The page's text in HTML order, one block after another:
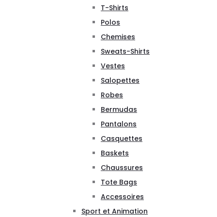
T-Shirts
Polos
Chemises
Sweats-Shirts
Vestes
Salopettes
Robes
Bermudas
Pantalons
Casquettes
Baskets
Chaussures
Tote Bags
Accessoires
Sport et Animation